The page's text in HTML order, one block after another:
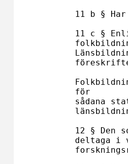
11 b §
11 c §
för
sådana
12 § Den
deltaga i